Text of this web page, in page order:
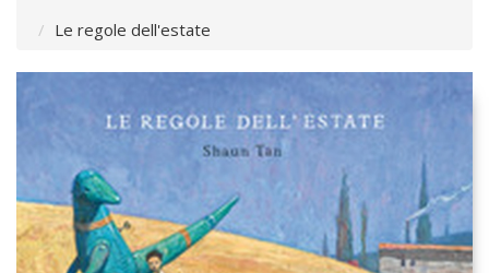
Le regole dell'estate